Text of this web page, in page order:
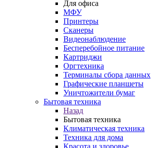
Для офиса
МФУ
Принтеры
Сканеры
Видеонаблюдение
Бесперебойное питание
Картриджи
Оргтехника
Терминалы сбора данных
Графические планшеты
Уничтожители бумаг
Бытовая техника
Назад
Бытовая техника
Климатическая техника
Техника для дома
Красота и здоровье